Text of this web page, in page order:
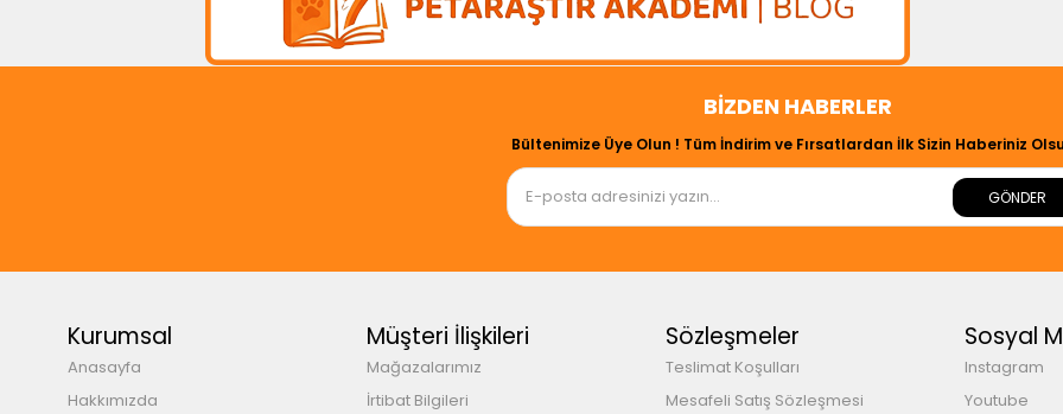
BIZDEN HABERLER
Bültenimize Üye Olun ! Tüm İndirim ve Fırsatlardan İlk Sizin Haberiniz
GÖNDER
Kurumsal
Anasayfa
Hakkımızda
Müşteri İlişkileri
Mağazalarımız
İrtibat Bilgileri
Sözleşmeler
Teslimat Koşulları
Mesafeli Satış Sözleşmesi
Sosyal
Instagram
Youtube